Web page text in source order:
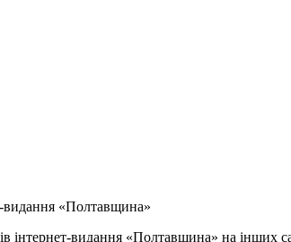
видання «Полтавщина»
інтернет-видання «Полтавщина» на інших